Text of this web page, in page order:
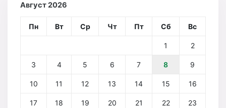
Август 2026
Пн Вт Ср Чт Пт Сб Вс
1 2
3 4 5 6 7 8 9
10 11 12 13 14 15 16
17 18 19 20 21 22 23